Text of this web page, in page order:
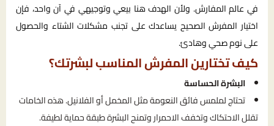
في عالم المفارش. ولأن الهدف هنا بيعي وتوجيهي في آن واحد، فإن
اختيار المفرش الصحيح يساعدك على تجنب مشكلات الشتاء والحصول
على نوم صحي وهادئ.
كيف تختارين المفرش المناسب لبشرتك؟
البشرة الحساسة
تحتاج لملمس فائق النعومة مثل المخمل أو الفلانيل. هذه الخامات
تقلل الاحتكاك وتخفف الاحمرار وتمنح البشرة طبقة حماية لطيفة.